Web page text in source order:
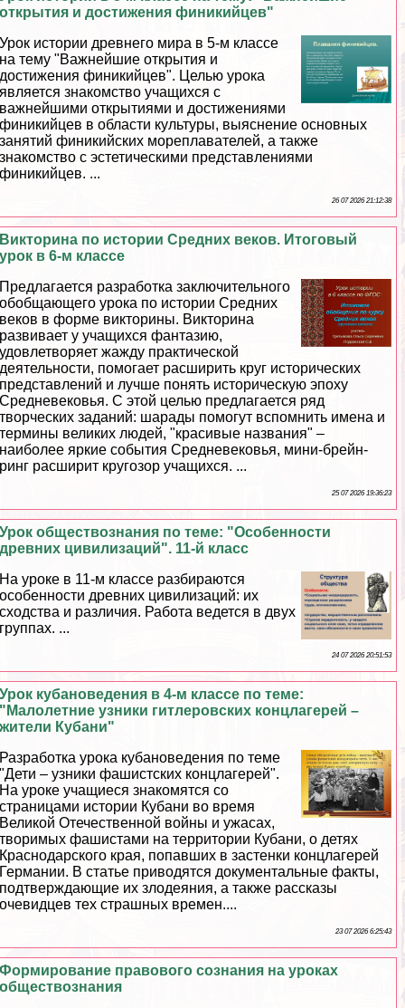
открытия и достижения финикийцев"
Урок истории древнего мира в 5-м классе
на тему "Важнейшие открытия и
достижения финикийцев". Целью урока
является знакомство учащихся с
важнейшими открытиями и достижениями
финикийцев в области культуры, выяснение основных
занятий финикийских мореплавателей, а также
знакомство с эстетическими представлениями
финикийцев. ...
26 07 2026 21:12:38
Викторина по истории Средних веков. Итоговый
урок в 6-м классе
Предлагается разработка заключительного
обобщающего урока по истории Средних
веков в форме викторины. Викторина
развивает у учащихся фантазию,
удовлетворяет жажду пpaктической
деятельности, помогает расширить круг исторических
представлений и лучше понять историческую эпоху
Средневековья. С этой целью предлагается ряд
творческих заданий: шарады помогут вспомнить имена и
термины великих людей, "красивые названия" –
наиболее яркие события Cредневековья, мини-брейн-
ринг расширит кругозор учащихся. ...
25 07 2026 19:36:23
Урок обществознания по теме: "Особенности
древних цивилизаций". 11-й класс
На уроке в 11-м классе разбираются
особенности древних цивилизаций: их
сходства и различия. Работа ведется в двух
группах. ...
24 07 2026 20:51:53
Урок кубановедения в 4-м классе по теме:
"Малолетние узники гитлеровских концлагерей –
жители Кубани"
Разработка урока кубановедения по теме
"Дети – узники фашистских концлагерей".
На уроке учащиеся знакомятся со
страницами истории Кубани во время
Великой Отечественной войны и ужасах,
творимых фашистами на территории Кубани, о детях
Краснодарского края, попавших в застенки концлагерей
Германии. В статье приводятся документальные факты,
подтверждающие их злодеяния, а также рассказы
очевидцев тех страшных времен....
23 07 2026 6:25:43
Формирование правового сознания на уроках
обществознания